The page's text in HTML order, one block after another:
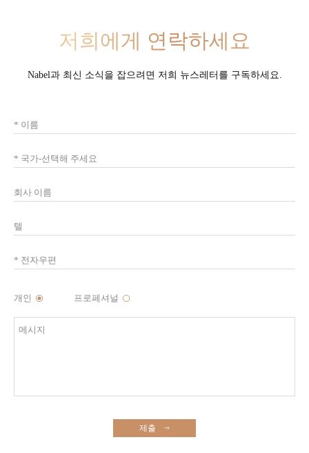
저희에게 연락하세요
Nabel과 최신 소식을 잡으려면 저희 뉴스레터를 구독하세요.
개인 프로페셔널
제출